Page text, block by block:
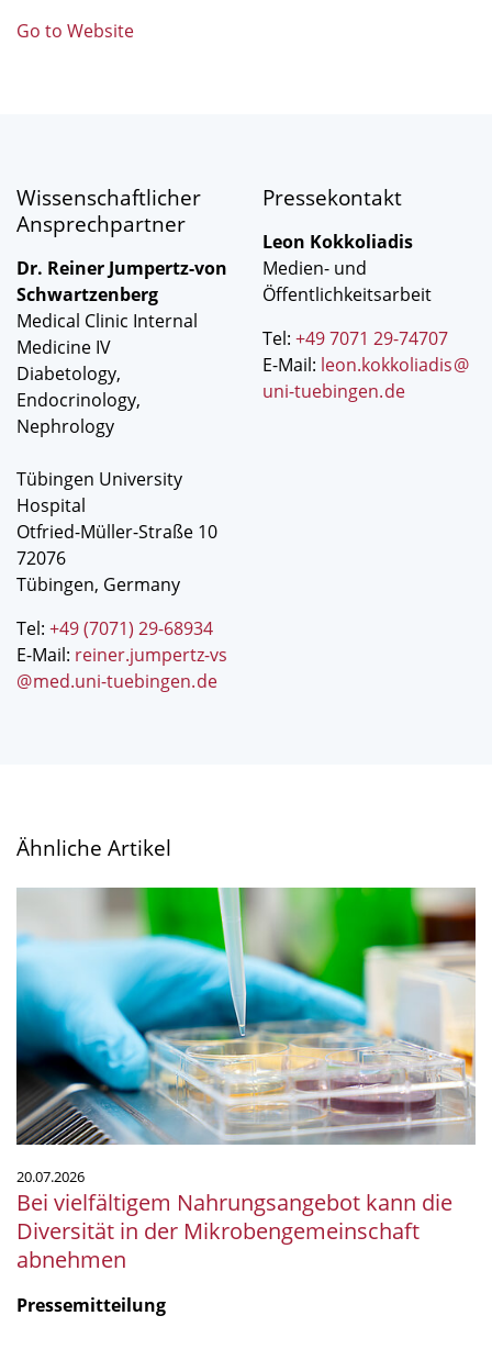
Go to Website
Wissenschaftlicher
Ansprechpartner
Dr. Reiner Jumpertz-von
Schwartzenberg
Medical Clinic Internal
Medicine IV
Diabetology,
Endocrinology,
Nephrology
Tübingen University
Hospital
Otfried-Müller-Straße 10
72076
Tübingen, Germany
Tel: +49 (7071) 29-68934
E-Mail: reiner.jumpertz-vs
@med.uni-tuebingen.de
Pressekontakt
Leon Kokkoliadis
Medien- und
Öffentlichkeitsarbeit
Tel: +49 7071 29-74707
E-Mail: leon.kokkoliadis@
uni-tuebingen.de
Ähnliche Artikel
vielfältigem
Nahrungsangebot
kann
die
Diversität
in
der
Mikrobengemeinschaft
abnehmen
20.07.2026
Bei vielfältigem Nahrungsangebot kann die
Diversität in der Mikrobengemeinschaft
abnehmen
Pressemitteilung